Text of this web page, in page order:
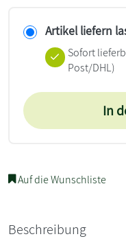
Artikel liefern
Sofort
Post/DHL)
In
Auf die Wunschliste
Beschreibung